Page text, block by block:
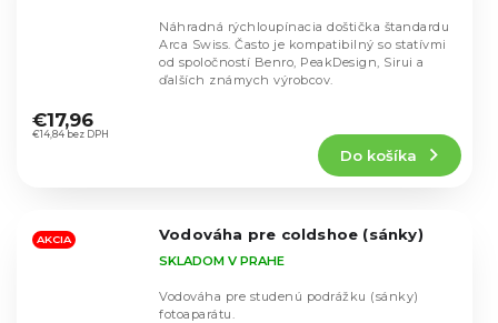
hodnotenie
produktu
hviezdičiek.
€14,84 bez DPH
€17,96
Do košíka
Náhradná rýchloupínacia doštička štandardu
Arca Swiss. Často je kompatibilný so statívmi
od spoločností Benro, PeakDesign, Sirui a
ďalších známych výrobcov.
AKCIA Vodováha pre coldshoe (sánky)
SKLADOM V PRAHE
Vodováha pre studenú podrážku (sánky)
fotoaparátu.